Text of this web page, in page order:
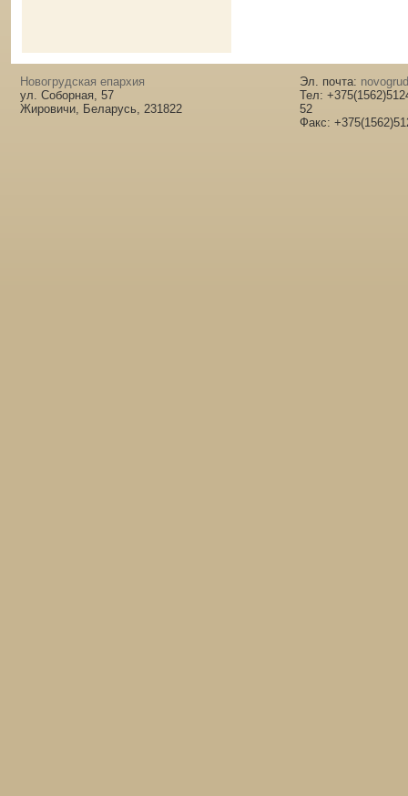
Новогрудская епархия
ул. Соборная, 57
Жировичи, Беларусь, 231822
Эл. почта:
Тел:
52
Факс: